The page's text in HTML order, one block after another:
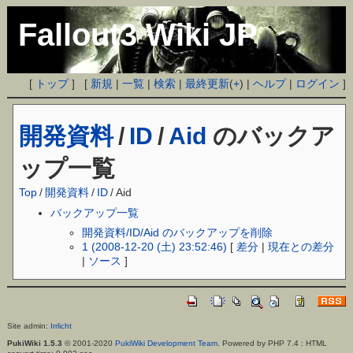
Fallout3 Wiki JP
[ トップ] [ 新規 |一覧 |検索 |最終更新(+) |ヘルプ| ログイン ]
開発資料 / ID / Aid のバックア
ップ一覧
Top /開発資料/ ID/ Aid
バックアップ一覧
開発資料/ID/Aid のバックアップを削除
1 (2008-12-20 (土) 23:52:46) [ 差分 |現在との差分
| ソース ]
Site admin: Irrlicht
PukiWiki 1.5.3 © 2001-2020 PukiWiki Development Team. Powered by PHP 7.4 : HTML